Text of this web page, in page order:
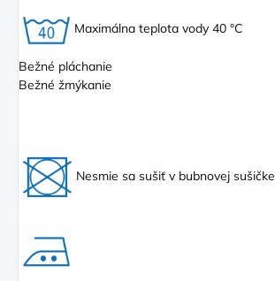
Maximálna teplota vody 40 °C
Bežné pláchanie
Bežné žmýkanie
Nesmie sa sušiť v bubnovej sušičke